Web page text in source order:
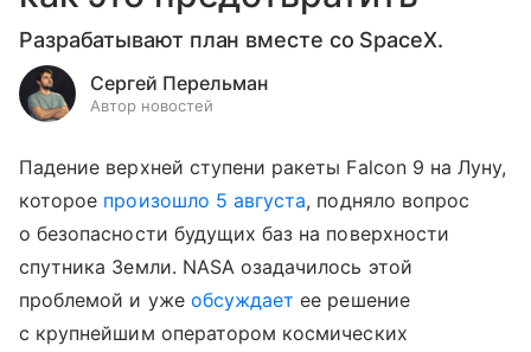
Разрабатывают план вместе со SpaceX.
Сергей Перельман
Автор новостей
Падение верхней ступени ракеты Falcon 9 на Луну,
которое произошло 5 августа, подняло вопрос
о безопасности будущих баз на поверхности
спутника Земли. NASA озадачилось этой
проблемой и уже обсуждает ее решение
с крупнейшим оператором космических